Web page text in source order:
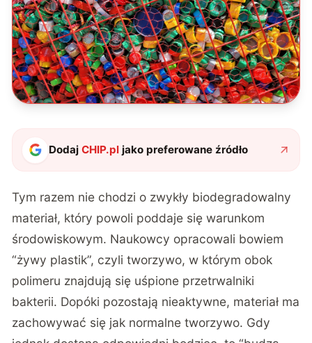
DodajCHIP.pl jako preferowane źródło
Tym razem nie chodzi o zwykły biodegradowalny
materiał, który powoli poddaje się warunkom
środowiskowym. Naukowcy opracowali bowiem
“żywy plastik”, czyli tworzywo, w którym obok
polimeru znajdują się uśpione przetrwalniki
bakterii. Dopóki pozostają nieaktywne, materiał ma
zachowywać się jak normalne tworzywo. Gdy